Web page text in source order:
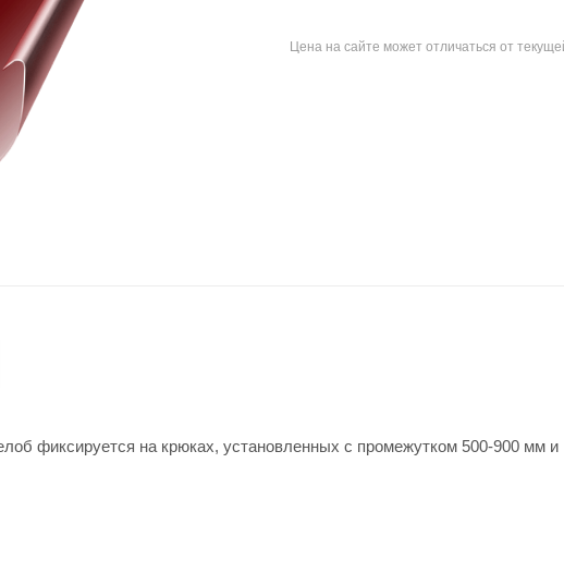
Цена на сайте может отличаться от
фиксируется на крюках, установленных с промежутком 500-900 мм и